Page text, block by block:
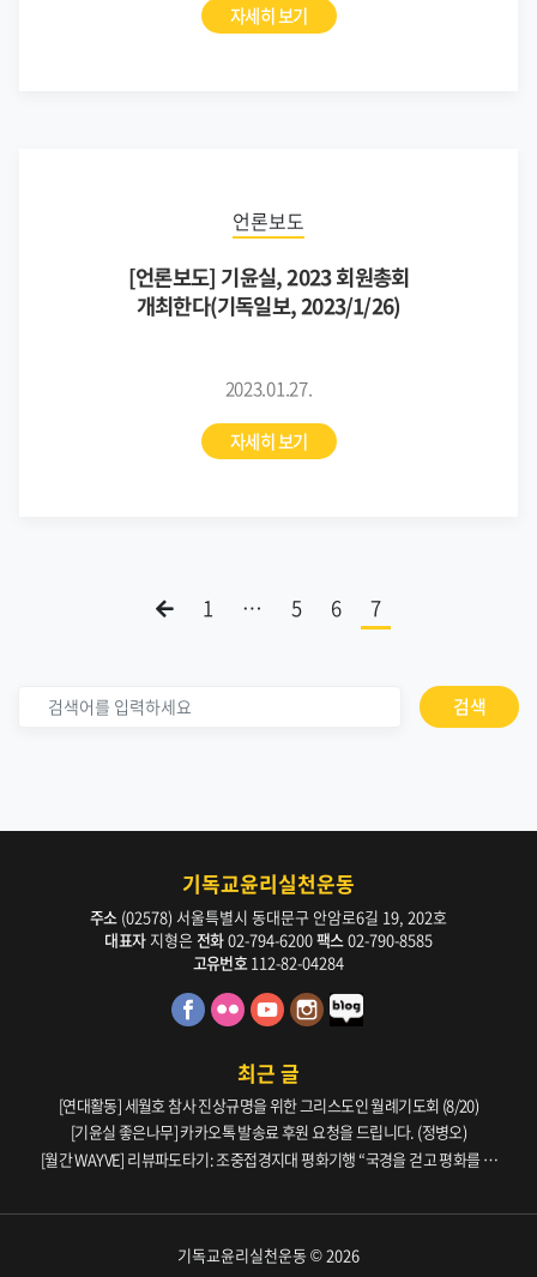
자세히 보기
언론보도
[언론보도] 기윤실, 2023 회원총회
개최한다(기독일보, 2023/1/26)
2023.01.27.
자세히 보기
1 … 5 6 7
검색
기독교윤리실천운동
주소 (02578) 서울특별시 동대문구 안암로6길 19, 202호
대표자지형은 전화02-794-6200팩스 02-790-8585
고유번호 112-82-04284
최근 글
[연대활동] 세월호 참사 진상규명을 위한 그리스도인 월례기도회 (8/20)
[기윤실 좋은나무] 카카오톡 발송료 후원 요청을 드립니다. (정병오)
[월간 WAYVE] 리뷰파도타기: 조중접경지대 평화기행 “국경을 걷고 평화를 생
기독교윤리실천운동 © 2026